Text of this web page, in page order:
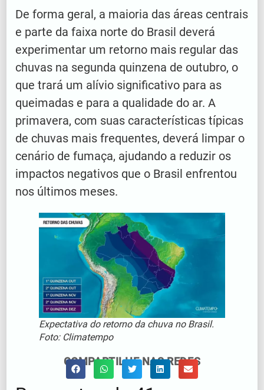
De forma geral, a maioria das áreas centrais
e parte da faixa norte do Brasil deverá
experimentar um retorno mais regular das
chuvas na segunda quinzena de outubro, o
que trará um alívio significativo para as
queimadas e para a qualidade do ar. A
primavera, com suas características típicas
de chuvas mais frequentes, deverá limpar o
cenário de fumaça, ajudando a reduzir os
impactos negativos que o Brasil enfrentou
nos últimos meses.
Expectativa do retorno da chuva no Brasil.
Foto: Climatempo
COMPARTILHE NAS REDES